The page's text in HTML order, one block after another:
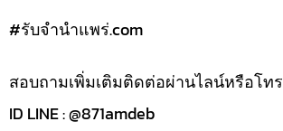
#รับจํานําแพร่.com
สอบถามเพิ่มเติมติดต่อผ่านไลน์หรือโทร
ID LINE : @871amdeb